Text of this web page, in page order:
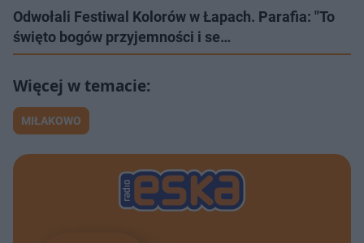
Odwołali Festiwal Kolorów w Łapach. Parafia: "To
święto bogów przyjemności i se…
MIŁAKOWO